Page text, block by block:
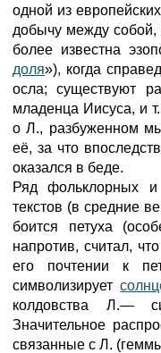
одной из
добычу между собой,
более известна
доля»), когда
осла; существуют
младенца Иисуса, и
о Л., разбуженном
её, за что
оказался в беде.
Ряд фольклорных и
текстов (в средние
боится петуха
напротив, считал,
его почтении к
символизирует
колдовства Л.—
Значительное
связанные с Л.